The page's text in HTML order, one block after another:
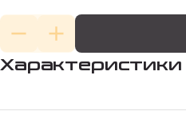
Характеристики